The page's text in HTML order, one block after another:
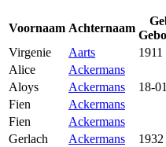
Voornaam Achternaam
Virgenie
Aarts 1911
Alice
Ackermans
Aloys
Ackermans 18-
Fien
Ackermans
Fien
Ackermans
Gerlach
Ackermans 1932